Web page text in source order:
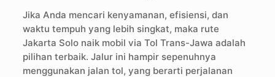
Jika Anda mencari kenyamanan, efisiensi, dan
waktu tempuh yang lebih singkat, maka rute
Jakarta Solo naik mobil via Tol Trans-Jawa adalah
pilihan terbaik. Jalur ini hampir sepenuhnya
menggunakan jalan tol, yang berarti perjalanan